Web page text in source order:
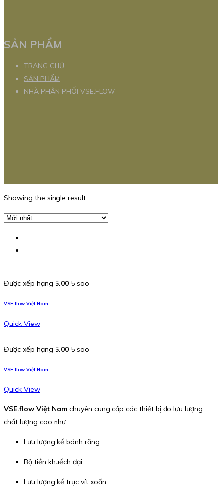
SẢN PHẨM
TRANG CHỦ
SẢN PHẨM
NHÀ PHÂN PHỐI VSE.FLOW
Showing the single result
Được xếp hạng 5.00 5 sao
VSE.flow Việt Nam
Quick View
Được xếp hạng 5.00 5 sao
VSE.flow Việt Nam
Quick View
VSE.flow Việt Nam chuyên cung cấp các thiết bị đo lưu lượng
chất lượng cao như:
Lưu lượng kế bánh răng
Bộ tiền khuếch đại
Lưu lượng kế trục vít xoắn